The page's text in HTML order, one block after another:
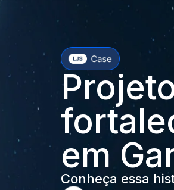
em
Conheça essa